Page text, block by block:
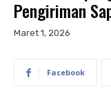
Pengiriman
Maret 1, 2026
Facebook